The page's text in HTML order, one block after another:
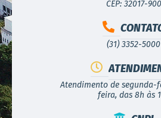
CEP: 32017-900
(31) 3352-5000
Atendimento de segunda-
feira, das 8h às